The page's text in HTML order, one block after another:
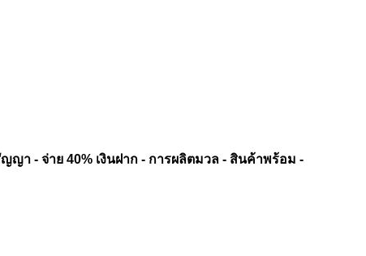
ญา - จ่าย 40% เงินฝาก - การผลิตมวล - สินค้าพร้อม -